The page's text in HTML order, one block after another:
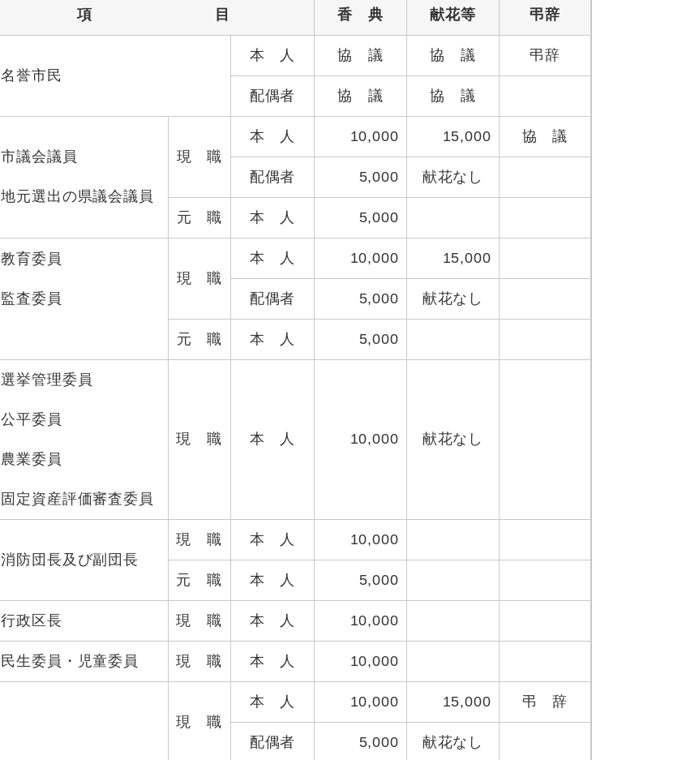
項 目 香 典 献花等 弔辞
名誉市民
本 人 協 議 協 議 弔辞
配偶者 協 議 協 議
市議会議員
地元選出の県議会議員
現 職
本 人 10,000 15,000 協 議
配偶者 5,000 献花なし
元 職 本 人 5,000
教育委員
監査委員
現 職
本 人 10,000 15,000
配偶者 5,000 献花なし
元 職 本 人 5,000
選挙管理委員
公平委員
農業委員
固定資産評価審査委員
現 職 本 人 10,000 献花なし
消防団長及び副団長
現 職 本 人 10,000
元 職 本 人 5,000
行政区長 現 職 本 人 10,000
民生委員・児童委員 現 職 本 人 10,000
現 職
本 人 10,000 15,000 弔 辞
配偶者 5,000 献花なし